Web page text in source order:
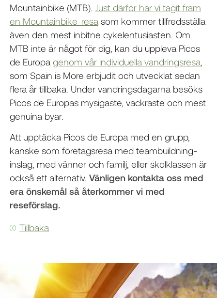
Mountainbike (MTB). Just därför har vi tagit fram
en Mountainbike-resa som kommer tillfredsställa
även den mest inbitne cykelentusiasten. Om
MTB inte är något för dig, kan du uppleva Picos
de Europa genom vår individuella vandringsresa,
som Spain is More erbjudit och utvecklat sedan
flera år tillbaka. Under vandringsdagarna besöks
Picos de Europas mysigaste, vackraste och mest
genuina byar.
Att upptäcka Picos de Europa med en grupp,
kanske som företagsresa med teambuildning-
inslag, med vänner och familj, eller skolklassen är
också ett alternativ. Vänligen kontakta oss med
era önskemål så återkommer vi med
reseförslag.
Tillbaka